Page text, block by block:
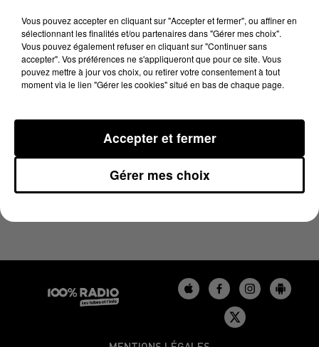
17 juin 2025 - 1 min 24 sec
L'AGENDA DU LOT DU 17/06/2025 À 09H59
Vous pouvez accepter en cliquant sur "Accepter et fermer", ou affiner en
sélectionnant les finalités et/ou partenaires dans "Gérer mes choix".
Vous pouvez également refuser en cliquant sur "Continuer sans
accepter". Vos préférences ne s'appliqueront que pour ce site. Vous
pouvez mettre à jour vos choix, ou retirer votre consentement à tout
moment via le lien "Gérer les cookies" situé en bas de chaque page.
Gérer mes choix
Accepter et fermer